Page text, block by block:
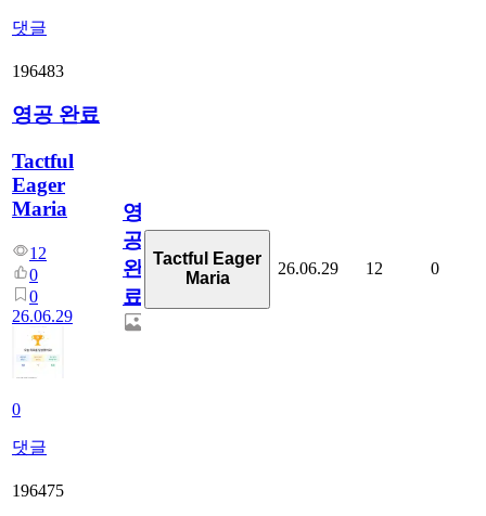
댓글
196483
영공 완료
Tactful
Eager
Maria
12
0
0
26.06.29
0
댓글
영
공
완
료
Tactful Eager
Maria
26.06.29 12 0
196475